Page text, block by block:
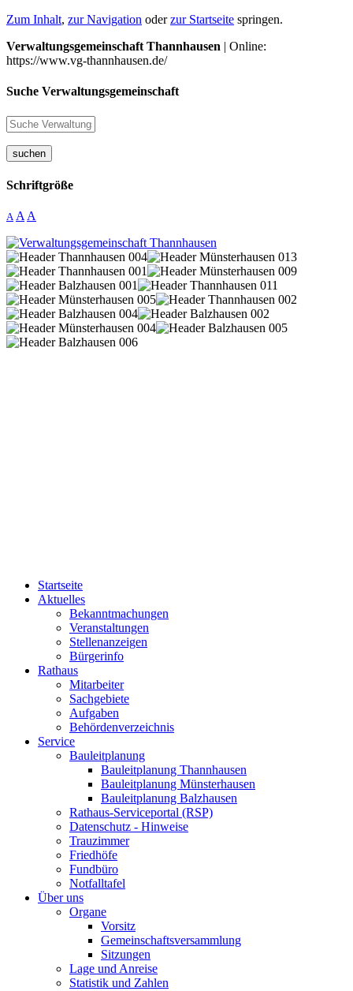
Zum Inhalt, zur Navigation oderzur Startseite springen.
Verwaltungsgemeinschaft Thannhausen | Online:
https://www.vg-thannhausen.de/
Suche Verwaltungsgemeinschaft
suchen
Schriftgröße
A A A
Startseite
Aktuelles
Bekanntmachungen
Veranstaltungen
Stellenanzeigen
Bürgerinfo
Rathaus
Mitarbeiter
Sachgebiete
Aufgaben
Behördenverzeichnis
Service
Bauleitplanung
Bauleitplanung Thannhausen
Bauleitplanung Münsterhausen
Bauleitplanung Balzhausen
Rathaus-Serviceportal (RSP)
Datenschutz - Hinweise
Trauzimmer
Friedhöfe
Fundbüro
Notfalltafel
Über uns
Organe
Vorsitz
Gemeinschaftsversammlung
Sitzungen
Lage und Anreise
Statistik und Zahlen